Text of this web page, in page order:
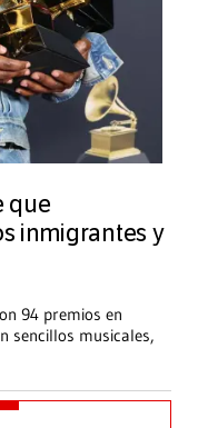
que
inmigrantes y
94 premios en
sencillos musicales,